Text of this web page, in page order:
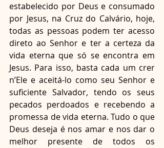
estabelecido por Deus e consumado
por Jesus, na Cruz do Calvário, hoje,
todas as pessoas podem ter acesso
direto ao Senhor e ter a certeza da
vida eterna que só se encontra em
Jesus. Para isso, basta cada um crer
n’Ele e aceitá-lo como seu Senhor e
suficiente Salvador, tendo os seus
pecados perdoados e recebendo a
promessa de vida eterna. Tudo o que
Deus deseja é nos amar e nos dar o
melhor presente de todos os